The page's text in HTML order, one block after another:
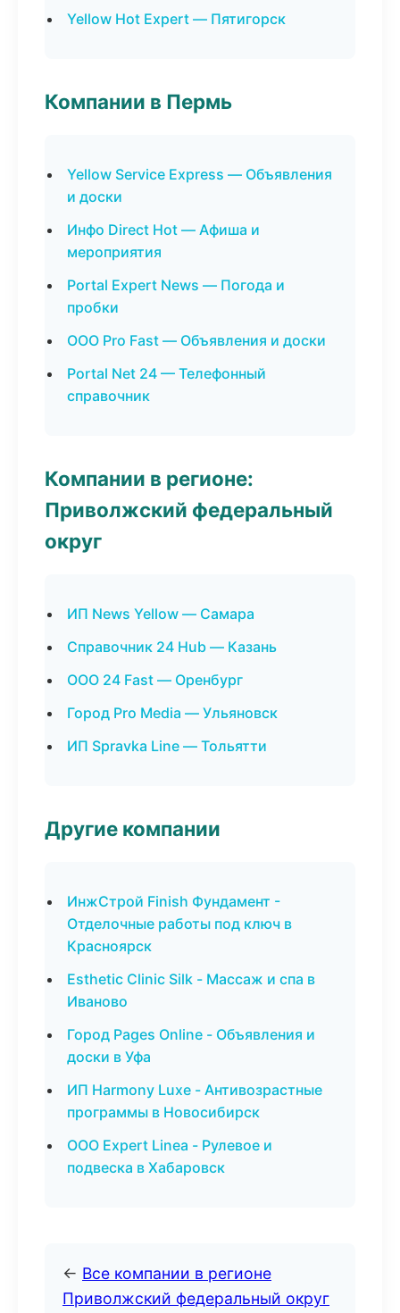
Yellow Hot Expert — Пятигорск
Компании в Пермь
Yellow Service Express — Объявления
и доски
Инфо Direct Hot — Афиша и
мероприятия
Portal Expert News — Погода и
пробки
ООО Pro Fast — Объявления и доски
Portal Net 24 — Телефонный
справочник
Компании в регионе:
Приволжский федеральный
округ
ИП News Yellow — Самара
Справочник 24 Hub — Казань
ООО 24 Fast — Оренбург
Город Pro Media — Ульяновск
ИП Spravka Line — Тольятти
Другие компании
ИнжСтрой Finish Фундамент -
Отделочные работы под ключ в
Красноярск
Esthetic Clinic Silk - Массаж и спа в
Иваново
Город Pages Online - Объявления и
доски в Уфа
ИП Harmony Luxe - Антивозрастные
программы в Новосибирск
ООО Expert Linea - Рулевое и
подвеска в Хабаровск
← Все компании в регионе
Приволжский федеральный округ